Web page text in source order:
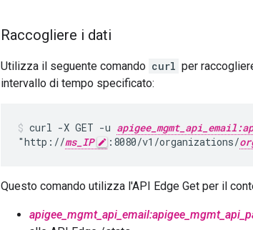
Raccogliere i dati
Utilizza il seguente comando curl per
intervallo di tempo specificato:
curl -X GET -u
"http://ms_IP :8080/v1/organizations/
Questo comando utilizza l'API Edge Get per il